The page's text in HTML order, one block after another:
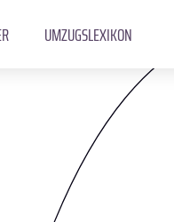
UMZUGSLEXIKON